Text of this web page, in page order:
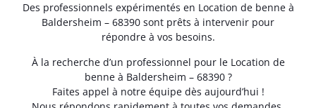
Des professionnels expérimentés en Location de benne à
Baldersheim – 68390 sont prêts à intervenir pour
répondre à vos besoins.
À la recherche d’un professionnel pour le Location de
benne à Baldersheim – 68390 ?
Faites appel à notre équipe dès aujourd’hui !